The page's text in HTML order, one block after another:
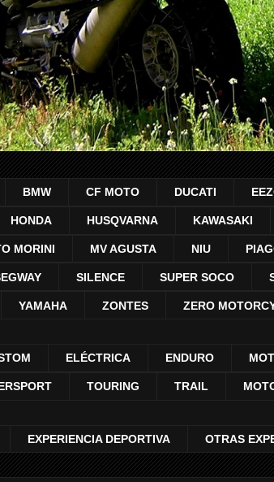
BMW CF MOTO DUCATI
HONDA HUSQVARNA KAWASAKI
MORINI MV AGUSTA NIU
SILENCE SUPER SOCO
YAMAHA ZONTES ZERO
ELÉCTRICA ENDURO
TOURING TRAIL
EXPERIENCIA DEPORTIVA OTRAS